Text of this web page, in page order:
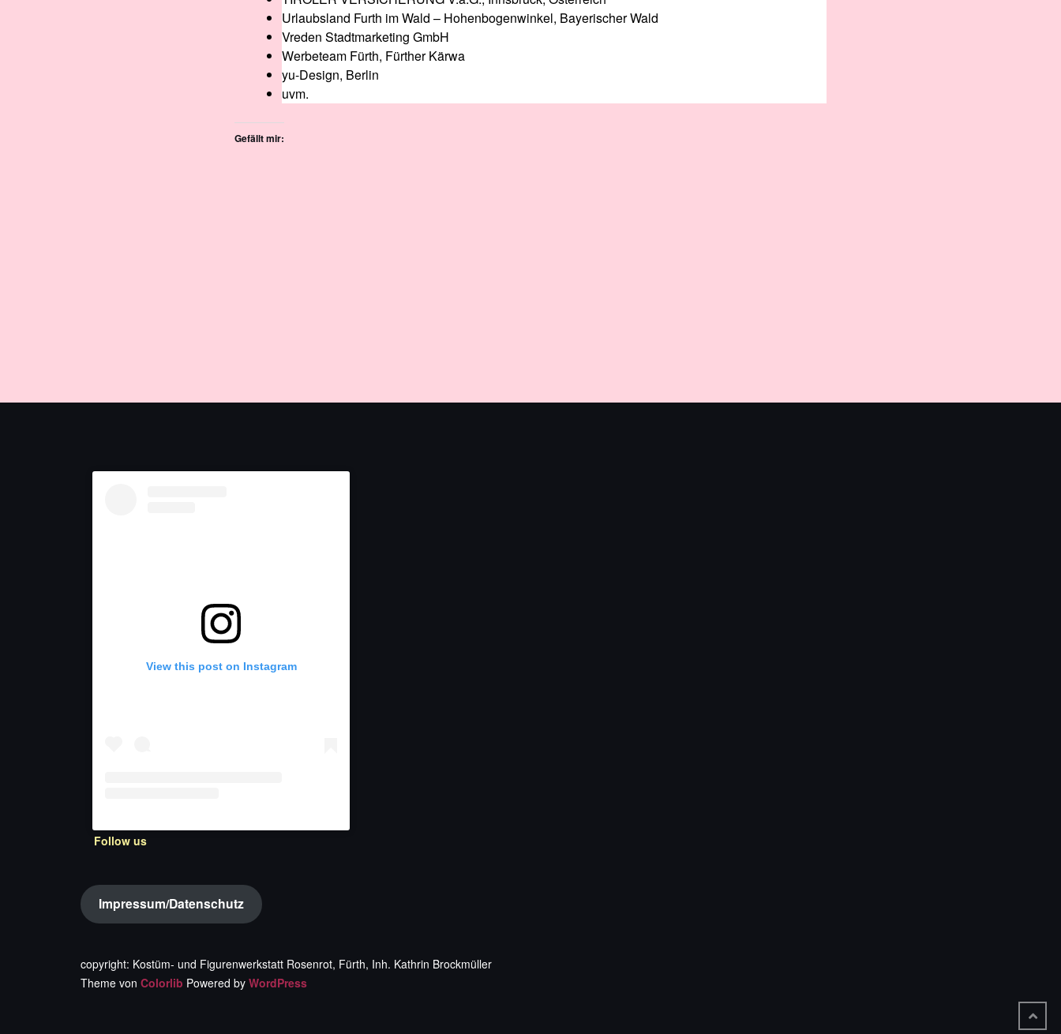
Urlaubsland Furth im Wald – Hohenbogenwinkel, Bayerischer Wald
Vreden Stadtmarketing GmbH
Werbeteam Fürth, Fürther Kärwa
yu-Design, Berlin
uvm.
Gefällt mir:
View this post on Instagram
Follow us
Impressum/Datenschutz
copyright: Kostüm- und Figurenwerkstatt Rosenrot, Fürth, Inh. Kathrin Brockmüller
Theme von Colorlib Powered by WordPress